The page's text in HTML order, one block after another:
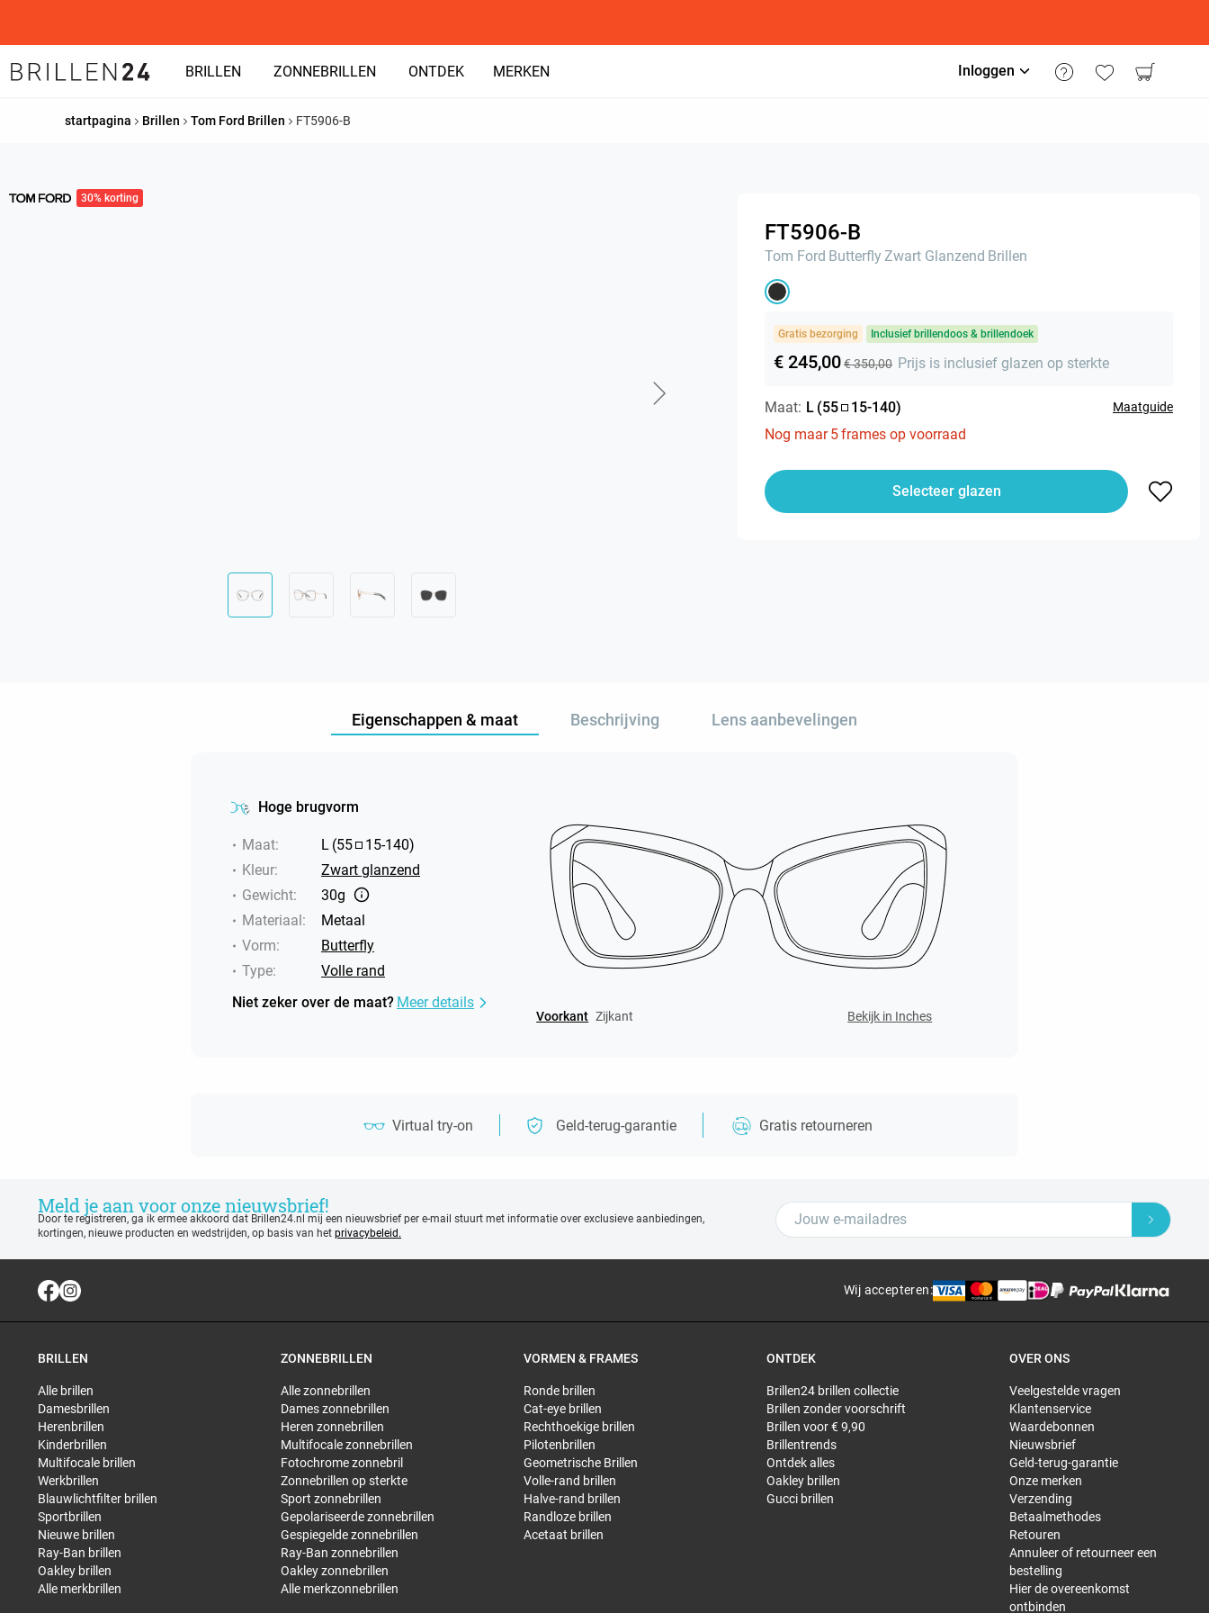
BRILLEN ZONNEBRILLEN ONTDEK MERKEN Inloggen
startpagina Brillen Tom Ford Brillen FT5906-B
30% korting
FT5906-B
Tom Ford Butterfly Zwart Glanzend Brillen
Gratis bezorging Inclusief brillendoos & brillendoek
€ 245,00€ 350,00 Prijs is inclusief glazen op sterkte
Maat: L (55 15-140) Maatguide
Nog maar 5frames op voorraad
Selecteer glazen
Eigenschappen & maat Beschrijving Lens aanbevelingen
Hoge brugvorm
Maat: L (55 15-140)
Kleur:
Zwart glanzend
Gewicht:
30g
Materiaal:
Metaal
Vorm:
Butterfly
Type:
Volle rand
Niet zeker over de maat? Meer details
Voorkant Zijkant Bekijk in Inches
Virtual try-on Geld-terug-garantie Gratis retourneren
Meld je aan voor onze nieuwsbrief!
Door te registreren, ga ik ermee akkoord dat Brillen24.nl mij een nieuwsbrief per e-mail stuurt met informatie over exclusieve aanbiedingen,
kortingen, nieuwe producten en wedstrijden, op basis van het privacybeleid.
Wij accepteren:
BRILLEN
Alle brillen
Damesbrillen
Herenbrillen
Kinderbrillen
Multifocale brillen
Werkbrillen
Blauwlichtfilter brillen
Sportbrillen
Nieuwe brillen
Ray-Ban brillen
Oakley brillen
Alle merkbrillen
ZONNEBRILLEN
Alle zonnebrillen
Dames zonnebrillen
Heren zonnebrillen
Multifocale zonnebrillen
Fotochrome zonnebril
Zonnebrillen op sterkte
Sport zonnebrillen
Gepolariseerde zonnebrillen
Gespiegelde zonnebrillen
Ray-Ban zonnebrillen
Oakley zonnebrillen
Alle merkzonnebrillen
VORMEN & FRAMES
Ronde brillen
Cat-eye brillen
Rechthoekige brillen
Pilotenbrillen
Geometrische Brillen
Volle-rand brillen
Halve-rand brillen
Randloze brillen
Acetaat brillen
ONTDEK
Brillen24 brillen collectie
Brillen zonder voorschrift
Brillen voor € 9,90
Brillentrends
Ontdek alles
Oakley brillen
Gucci brillen
OVER ONS
Veelgestelde vragen
Klantenservice
Waardebonnen
Nieuwsbrief
Geld-terug-garantie
Onze merken
Verzending
Betaalmethodes
Retouren
Annuleer of retourneer een
bestelling
Hier de overeenkomst
ontbinden